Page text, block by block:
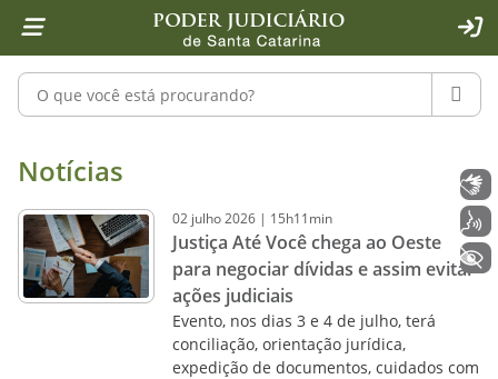
1 Ir para o conteúdo
2 Ir para a ferramenta de acessibilidade - Rybená
4 Ir para o menu principal
5 Ir para a pesquisa
6 Ir para o rodapé
7 Ir para a página inicial
Pesquisar no portal
Notícias - Imprensa - Poder
Notícias
02 julho2026 | 15h11min
Justiça Até Você chega ao Oeste
para negociar dívidas e assim evitar
ações judiciais
Evento, nos dias 3 e 4 de julho, terá
conciliação, orientação jurídica,
expedição de documentos, cuidados com
+ Acessibilidade